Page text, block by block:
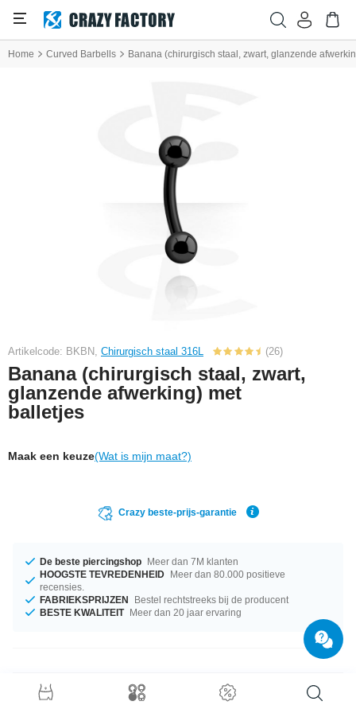
Home Curved Barbells Banana (chirurgisch staal, zwart, glanzende
Artikelcode: BKBN, Chirurgisch staal 316L (26)
Banana (chirurgisch staal, zwart,
glanzende afwerking) met
balletjes
Maak een keuze(Wat is mijn maat?)
Crazy beste-prijs-garantie
De beste piercingshop Meer dan 7M klanten
HOOGSTE TEVREDENHEID Meer dan 80.000 positieve
recensies.
FABRIEKSPRIJZEN
Bestel rechtstreeks bij de producent
BESTE KWALITEIT Meer dan 20 jaar ervaring
Productgegevens